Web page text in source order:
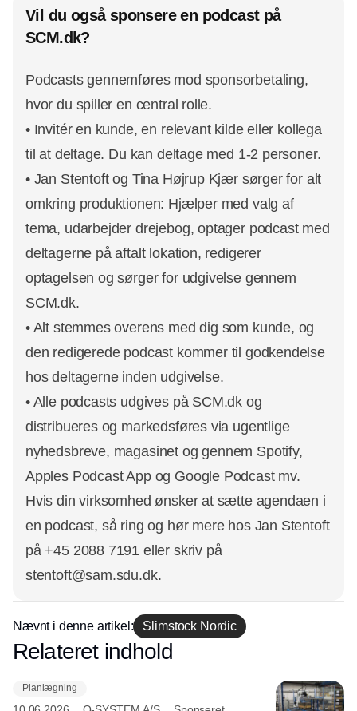
Vil du også sponsere en podcast på
SCM.dk?
Podcasts gennemføres mod sponsorbetaling,
hvor du spiller en central rolle.
• Invitér en kunde, en relevant kilde eller kollega
til at deltage. Du kan deltage med 1-2 personer.
• Jan Stentoft og Tina Højrup Kjær sørger for alt
omkring produktionen: Hjælper med valg af
tema, udarbejder drejebog, optager podcast med
deltagerne på aftalt lokation, redigerer
optagelsen og sørger for udgivelse gennem
SCM.dk.
• Alt stemmes overens med dig som kunde, og
den redigerede podcast kommer til godkendelse
hos deltagerne inden udgivelse.
• Alle podcasts udgives på SCM.dk og
distribueres og markedsføres via ugentlige
nyhedsbreve, magasinet og gennem Spotify,
Apples Podcast App og Google Podcast mv.
Hvis din virksomhed ønsker at sætte agendaen i
en podcast, så ring og hør mere hos Jan Stentoft
på +45 2088 7191 eller skriv på
stentoft@sam.sdu.dk.
Nævnt i denne artikel: Slimstock Nordic
Annonce
Relateret indhold
Planlægning